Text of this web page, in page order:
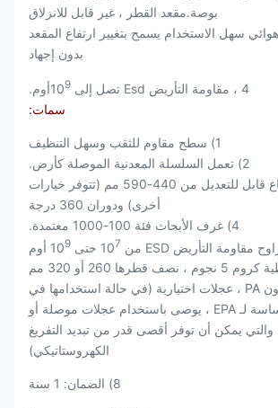
بوصة.مقعد القطر ، غير قابل للانزلاق
هوائي سهل الاستخدام يسمح بتغيير ارتفاع المقعد
بدون إجهاد
4 ، مقاومة التأريض Esd تصل إلى 10 9
أوم.
سمات:
1) سطح مقاوم للثقب وسهل التنظيف
2) تعمل السلسلة المعدنية الموصلة كأرض.
3) نطاق ارتفاع قابل للتعديل من 440-590 مم (تتوفر خيارات
أخرى) ودوران 360 درجة
4) غرف الأبحاث فئة 100-1000 معتمدة.
7 حتى 10 9
أوم
7) انزلاقات نايلون PA ، عجلات اختيارية (في حالة استخدامها في
منطقة حساسة لـ EPA ، يوصى باستخدام عجلات موصلة أو
والتي يمكن أن توفر أقصى قدر من تبديد التفريغ
الكهروستاتيكي)
8) الضمان: 1 سنة